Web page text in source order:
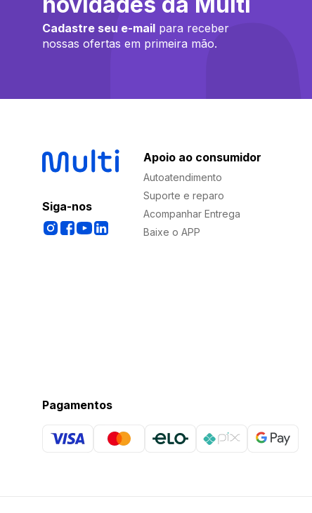
Cadastre seu e-mail para receber
nossas ofertas em primeira mão.
Siga-nos
Apoio ao consumidor
Autoatendimento
Suporte e reparo
Acompanhar Entrega
Baixe o APP
Pagamentos